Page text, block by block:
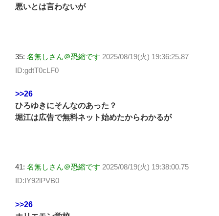
悪いとは言わないが
35: 名無しさん＠恐縮です 2025/08/19(火) 19:36:25.87
ID:gdtT0cLF0
>>26
ひろゆきにそんなのあった？
堀江は広告で無料ネット始めたからわかるが
41: 名無しさん＠恐縮です 2025/08/19(火) 19:38:00.75
ID:IY92lPVB0
>>26